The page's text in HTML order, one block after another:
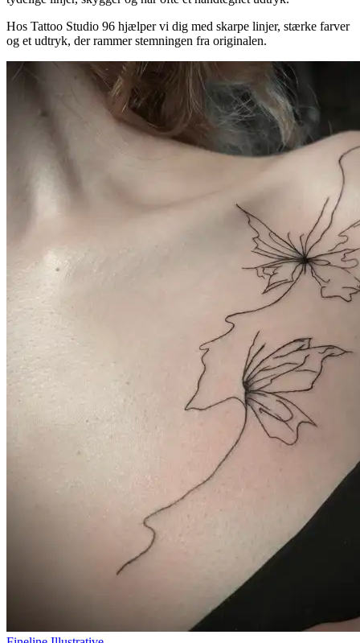
Hos Tattoo Studio 96 hjælper vi dig med skarpe linjer, stærke farver
og et udtryk, der rammer stemningen fra originalen.